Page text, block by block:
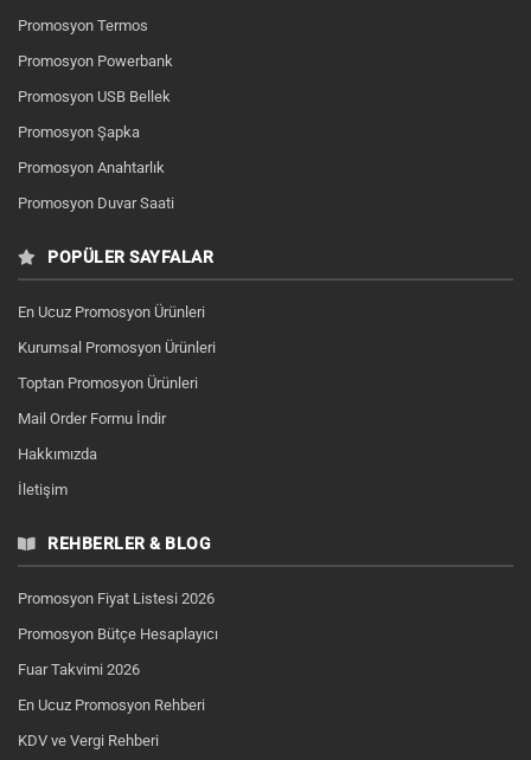
Promosyon Termos
Promosyon Powerbank
Promosyon USB Bellek
Promosyon Şapka
Promosyon Anahtarlık
Promosyon Duvar Saati
POPÜLER SAYFALAR
En Ucuz Promosyon Ürünleri
Kurumsal Promosyon Ürünleri
Toptan Promosyon Ürünleri
Mail Order Formu İndir
Hakkımızda
İletişim
REHBERLER & BLOG
Promosyon Fiyat Listesi 2026
Promosyon Bütçe Hesaplayıcı
Fuar Takvimi 2026
En Ucuz Promosyon Rehberi
KDV ve Vergi Rehberi